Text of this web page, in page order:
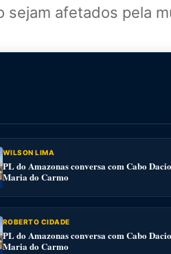
afetados pela
WILSON LIMA
PL do Amazonas conversa com Cabo
Maria do Carmo
ROBERTO CIDADE
PL do Amazonas conversa com Cabo
Maria do Carmo